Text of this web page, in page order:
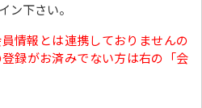
ン下さい。
情報とは連携しておりませんの
録がお済みでない方は右の「会